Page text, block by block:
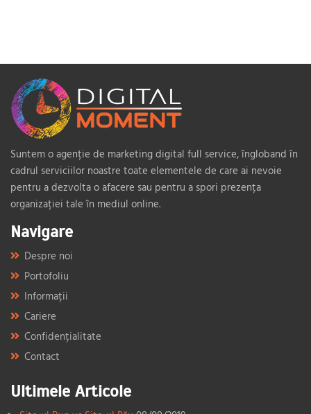
Suntem o agenție de marketing digital full service, îngloband în
cadrul serviciilor noastre toate elementele de care ai nevoie
pentru a dezvolta o afacere sau pentru a spori prezența
organizației tale în mediul online.
Navigare
Despre noi
Portofoliu
Informații
Cariere
Confidențialitate
Contact
Ultimele Articole